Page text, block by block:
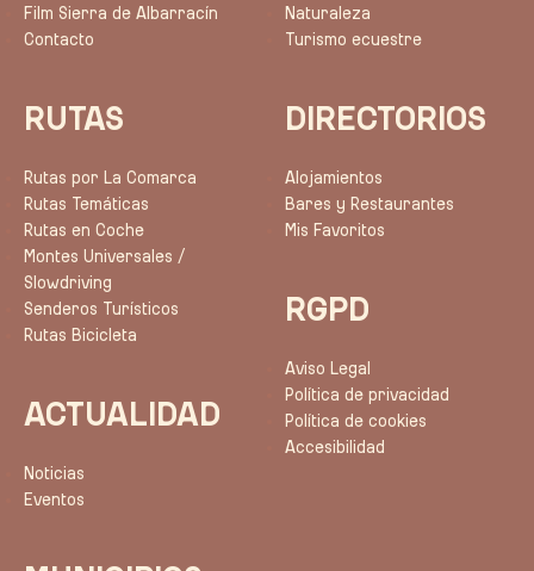
Film Sierra de Albarracín
Contacto
RUTAS
Rutas por La Comarca
Rutas Temáticas
Rutas en Coche
Montes Universales /
Slowdriving
Senderos Turísticos
Rutas Bicicleta
ACTUALIDAD
Noticias
Eventos
Naturaleza
Turismo ecuestre
DIRECTORIOS
Alojamientos
Bares y Restaurantes
Mis Favoritos
RGPD
Aviso Legal
Política de privacidad
Política de cookies
Accesibilidad